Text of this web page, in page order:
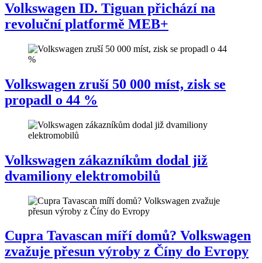
Volkswagen ID. Tiguan přichází na
revoluční platformě MEB+
Volkswagen zruší 50 000 míst, zisk se
propadl o 44 %
Volkswagen zákazníkům dodal již
dvamiliony elektromobilů
Cupra Tavascan míří domů? Volkswagen
zvažuje přesun výroby z Číny do Evropy